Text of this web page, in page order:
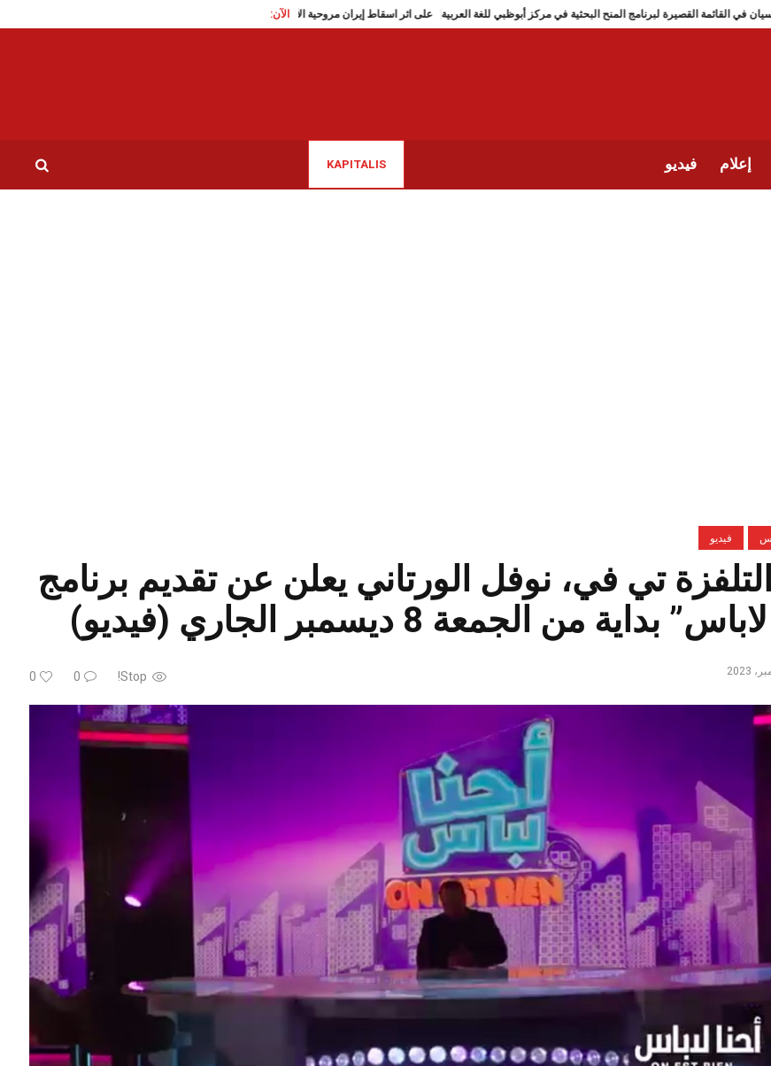
الآن: تونسيان في القائمة القصيرة لبرنامج المنح البحثية في مركز أبوظبي للغة العربية على اثر اسقاط إيران مروحية الأباتشي الأمريكية، العدو يرد
إعلام فيديو KAPITALIS
فيديو
تي في، نوفل الورتاني يعلن عن تقديم برنامج
بداية من الجمعة 8 ديسمبر الجاري (فيديو)
Stop!
0
0